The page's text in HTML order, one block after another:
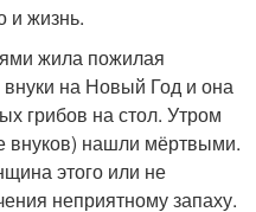
и жизнь.
жила пожилая
на Новый Год и она
грибов на стол. Утром
внуков) нашли мёртвыми.
этого или не
неприятному запаху.